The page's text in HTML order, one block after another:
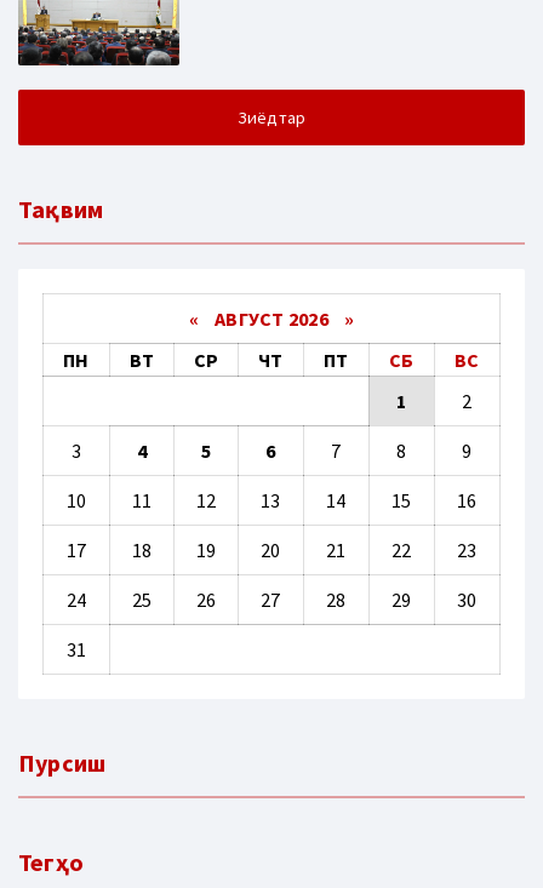
Зиёдтар
Тақвим
« АВГУСТ 2026 »
ПН
ВТ СР ЧТ ПТ СБ
ВС
1
2
3 4 5 6 7 8 9
10 11 12 13 14 15 16
17 18 19 20 21 22 23
24 25 26 27 28 29 30
31
Пурсиш
Тегҳо